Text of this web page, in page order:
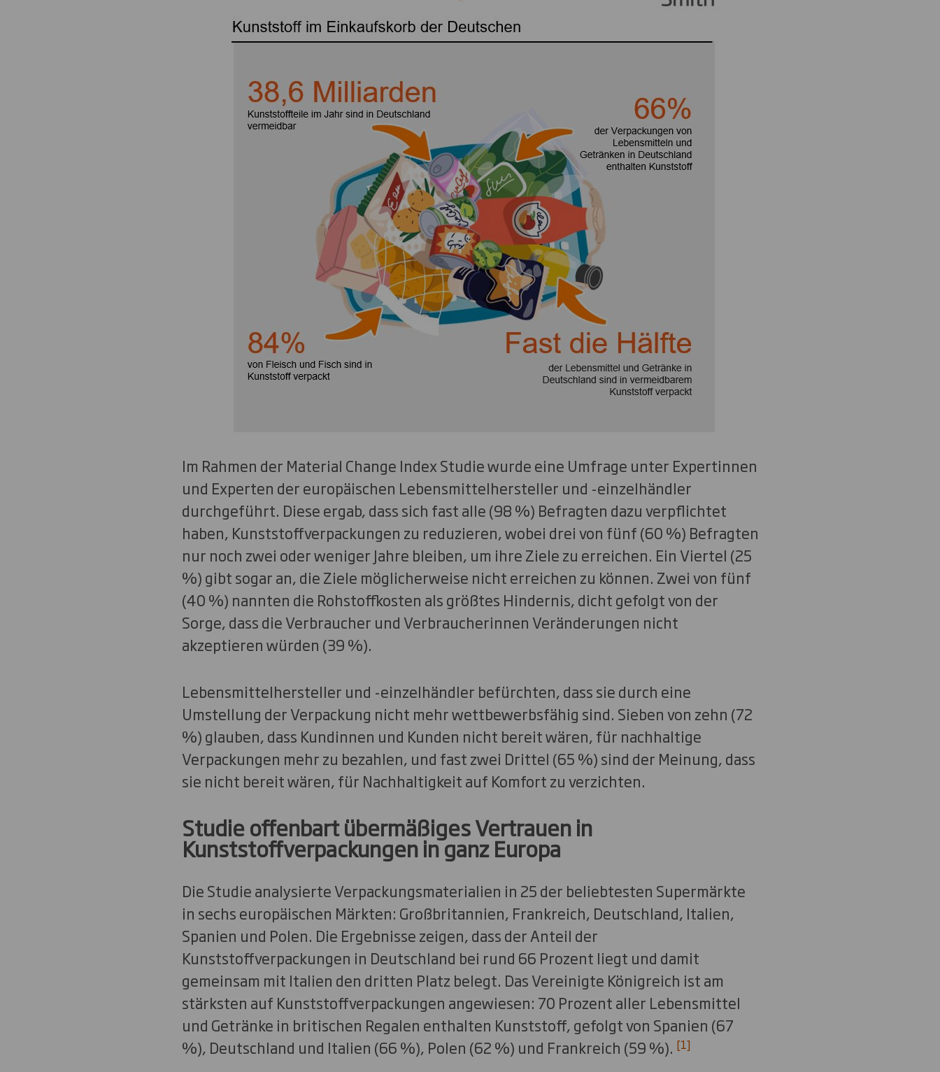
Im Rahmen der Material Change Index Studie wurde eine Umfrage unter Expertinnen
und Experten der europäischen Lebensmittelhersteller und -einzelhändler
durchgeführt. Diese ergab, dass sich fast alle (98 %) Befragten dazu verpflichtet
haben, Kunststoffverpackungen zu reduzieren, wobei drei von fünf (60 %) Befragten
nur noch zwei oder weniger Jahre bleiben, um ihre Ziele zu erreichen. Ein Viertel (25
%) gibt sogar an, die Ziele möglicherweise nicht erreichen zu können. Zwei von fünf
(40 %) nannten die Rohstoffkosten als größtes Hindernis, dicht gefolgt von der
Sorge, dass die Verbraucher und Verbraucherinnen Veränderungen nicht
akzeptieren würden (39 %).
Lebensmittelhersteller und -einzelhändler befürchten, dass sie durch eine
Umstellung der Verpackung nicht mehr wettbewerbsfähig sind. Sieben von zehn (72
%) glauben, dass Kundinnen und Kunden nicht bereit wären, für nachhaltige
Verpackungen mehr zu bezahlen, und fast zwei Drittel (65 %) sind der Meinung, dass
sie nicht bereit wären, für Nachhaltigkeit auf Komfort zu verzichten.
Studie offenbart übermäßiges Vertrauen in
Kunststoffverpackungen in ganz Europa
Die Studie analysierte Verpackungsmaterialien in 25 der beliebtesten Supermärkte
in sechs europäischen Märkten: Großbritannien, Frankreich, Deutschland, Italien,
Spanien und Polen. Die Ergebnisse zeigen, dass der Anteil der
Kunststoffverpackungen in Deutschland bei rund 66 Prozent liegt und damit
gemeinsam mit Italien den dritten Platz belegt. Das Vereinigte Königreich ist am
stärksten auf Kunststoffverpackungen angewiesen: 70 Prozent aller Lebensmittel
und Getränke in britischen Regalen enthalten Kunststoff, gefolgt von Spanien (67
%), Deutschland und Italien (66 %), Polen (62 %) und Frankreich (59 %). [1]